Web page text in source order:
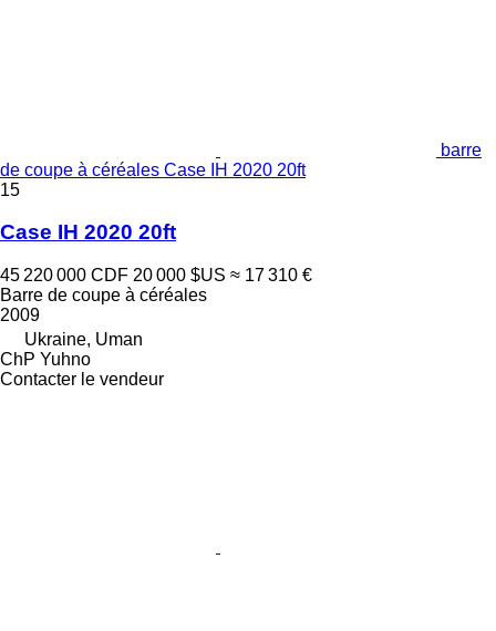
barre
de coupe à céréales Case IH 2020 20ft
15
Case IH 2020 20ft
45 220 000 CDF 20 000 $US ≈ 17 310 €
Barre de coupe à céréales
2009
Ukraine, Uman
ChP Yuhno
Contacter le vendeur